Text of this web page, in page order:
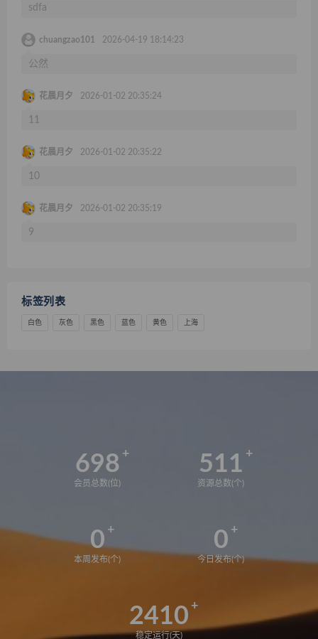
sdfa
chuangzao101 2026-04-19 18:14:23
公然
花晨月夕 2026-01-02 20:35:24
11
花晨月夕 2026-01-02 20:35:22
10
花晨月夕 2026-01-02 20:35:19
9
标签列表
白色 灰色 黑色 蓝色 黄色 上海
698
会员总数(位)
511
资源总数(个)
0
本周发布(个)
0
今日发布(个)
2410
稳定运行(天)